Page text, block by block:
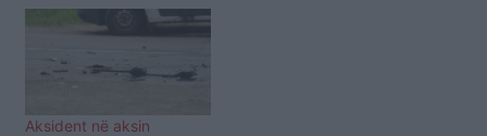
Aksident në aksin